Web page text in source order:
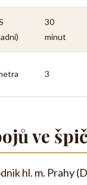
30
minut
3
ve
hl. m. Prahy